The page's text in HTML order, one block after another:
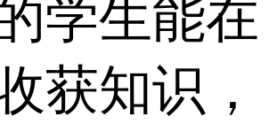
学生能在
获知识，